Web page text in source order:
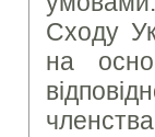
Сходу
на